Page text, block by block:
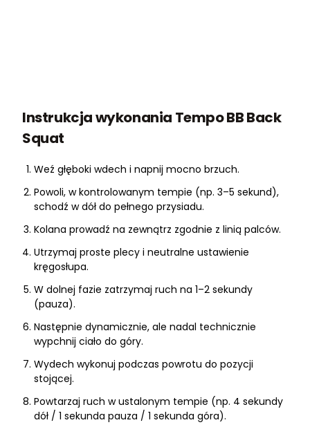
Instrukcja wykonania Tempo BB Back
Squat
Weź głęboki wdech i napnij mocno brzuch.
Powoli, w kontrolowanym tempie (np. 3–5 sekund),
schodź w dół do pełnego przysiadu.
Kolana prowadź na zewnątrz zgodnie z linią palców.
Utrzymaj proste plecy i neutralne ustawienie
kręgosłupa.
W dolnej fazie zatrzymaj ruch na 1–2 sekundy
(pauza).
Następnie dynamicznie, ale nadal technicznie
wypchnij ciało do góry.
Wydech wykonuj podczas powrotu do pozycji
stojącej.
Powtarzaj ruch w ustalonym tempie (np. 4 sekundy
dół / 1 sekunda pauza / 1 sekunda góra).